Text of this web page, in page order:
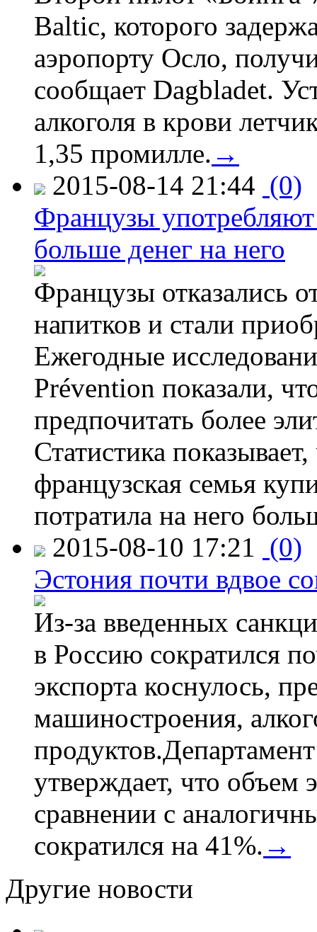
Baltic, которого
аэропорту Осло,
сообщает Dagbladet.
алкоголя в крови
1,35 промилле. →
2015-08-14 21:44 (0)
Французы
больше денег на него
Французы отказались
напитков и стали
Ежегодные
Prévention показали,
предпочитать более
Статистика
французская семья
потратила на него
2015-08-10 17:21 (0)
Эстония почти вдвое
Из-за введенных
в Россию сократился
экспорта коснулось,
машиностроения,
утверждает, что объем
сравнении с
сократился на 41%. →
Другие новости